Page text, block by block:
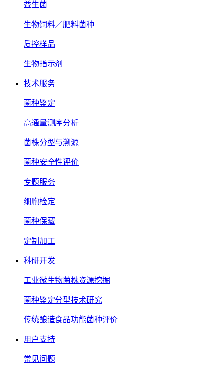
益生菌
生物饲料／肥料菌种
质控样品
生物指示剂
技术服务
菌种鉴定
高通量测序分析
菌株分型与溯源
菌种安全性评价
专题服务
细胞检定
菌种保藏
定制加工
科研开发
工业微生物菌株资源挖掘
菌种鉴定分型技术研究
传统酿造食品功能菌种评价
用户支持
常见问题